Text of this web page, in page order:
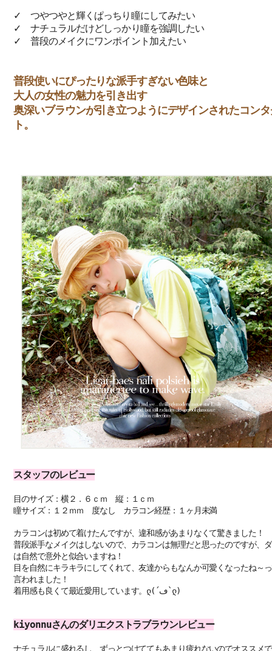
✓ つやつやと輝くぱっちり瞳にしてみたい
✓ ナチュラルだけどしっかり瞳を強調したい
✓ 普段のメイクにワンポイント加えたい
普段使いにぴったりな派手すぎない色味と
大人の女性の魅力を引き出す
奥深いブラウンが引き立つようにデザインされたコンタ
ト。
スタッフのレビュー
目のサイズ：横２．６ｃｍ 縦：１ｃｍ
瞳サイズ：１２ｍｍ 度なし カラコン経歴：１ヶ月未満
カラコンは初めて着けたんですが、違和感があまりなくて驚きました！
普段派手なメイクはしないので、カラコンは無理だと思ったのですが、
は自然で意外と似合いますね！
目を自然にキラキラにしてくれて、友達からもなんか可愛くなったね～
言われました！
着用感も良くて最近愛用しています。ლ(´ڡ`ლ)
kiyonnuさんのダリエクストラブラウンレビュー
ナチュラルに盛れるし、ずっとつけててもあまり疲れないのでオススメで